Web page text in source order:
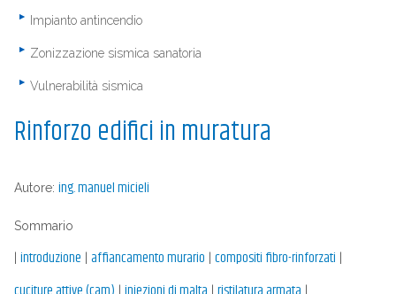
Impianto antincendio
Zonizzazione sismica sanatoria
Vulnerabilità sismica
Rinforzo edifici in muratura
Autore: ing. manuel micieli
Sommario
introduzione affiancamento murario compositi fibro-rinforzati